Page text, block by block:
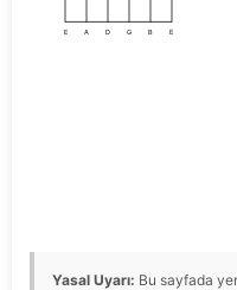
E A D G B E
Yasal Uyarı: Bu sayfada